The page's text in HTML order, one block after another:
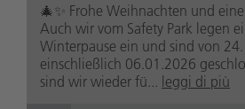
🎄✨ Frohe Weihnachten und
Auch wir vom Safety Park legen
Winterpause ein und sind von
einschließlich 06.01.2026
sind wir wieder fü... leggi di più